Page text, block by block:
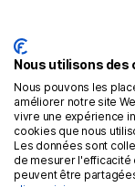
Nous utilisons des
Nous pouvons les
améliorer notre site
vivre une expérience
cookies que nous
Les données sont
de mesurer l'efficacité
peuvent être